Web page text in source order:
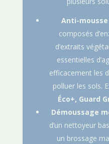
Anti-
composés
d’extraits
essentielles
efficacement les
polluer les sols.
Éco+, Guard
Démoussage
d’un nettoyeur
un brossage